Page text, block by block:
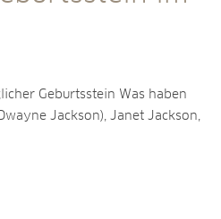
Geburtsstein Was haben
Jackson), Janet Jackson,